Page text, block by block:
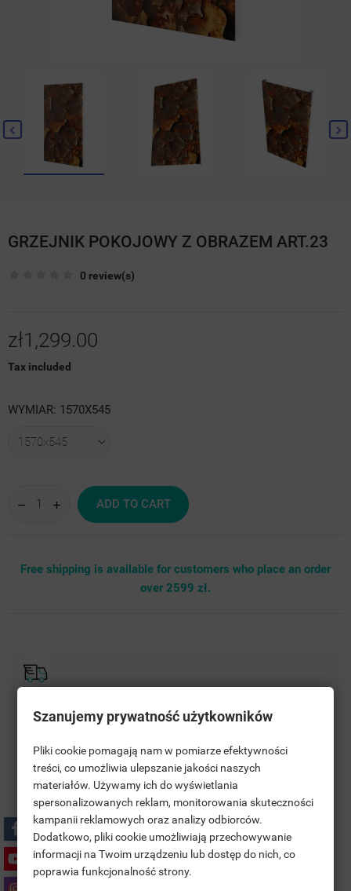
GRZEJNIK POKOJOWY Z OBRAZEM ART.23
0 review(s)
zł1,299.00
Tax included
WYMIAR: 1570X545
ADD TO CART
Free shipping is available for customers who place an order
over 2599 zł.
Polityka bezpieczeństwa
Zasady dostawy
MOJE LISTY ŻYCZEŃ
((TITLE))
((LABEL))
SIGN IN
YOU NEED TO BE LOGGED IN TO SAVE PRODUCTS IN YOUR
WISHLIST.
Szanujemy prywatność użytkowników
Pliki cookie pomagają nam w pomiarze efektywności
treści, co umożliwia ulepszanie jakości naszych
materiałów. Używamy ich do wyświetlania
spersonalizowanych reklam, monitorowania skuteczności
kampanii reklamowych oraz analizy odbiorców.
Dodatkowo, pliki cookie umożliwiają przechowywanie
informacji na Twoim urządzeniu lub dostęp do nich, co
poprawia funkcjonalność strony.